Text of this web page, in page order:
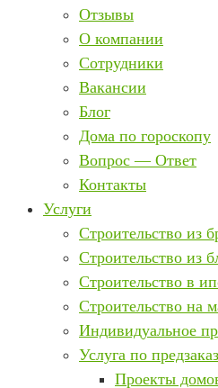
Отзывы
О компании
Сотрудники
Вакансии
Блог
Дома по гороскопу
Вопрос — Ответ
Контакты
Услуги
Строительство из
Строительство из
Строительство в
Строительство на
Индивидуальное
Услуга по
Проекты